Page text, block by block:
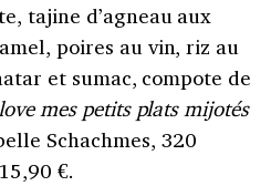
tajine d’agneau aux
poires au vin, riz au
et sumac, compote de
mes petits plats mijotés
Schachmes, 320
€.